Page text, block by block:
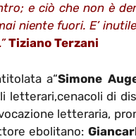
e ciò che non è
niente fuori. E’
Tiziano Terzani
a“Simone
letterari,cenacoli di
letteraria,
ebolitano: